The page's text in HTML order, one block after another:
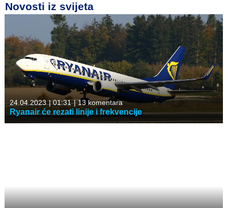
Novosti iz svijeta
24.04.2023 |01:31 |13 komentara
Ryanair će rezati linije i frekvencije